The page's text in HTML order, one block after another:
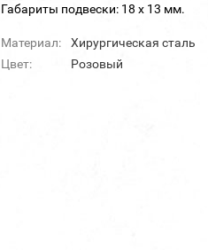
Габариты подвески: 18 х 13 мм.
Материал:
Хирургическая сталь
Цвет:
Розовый